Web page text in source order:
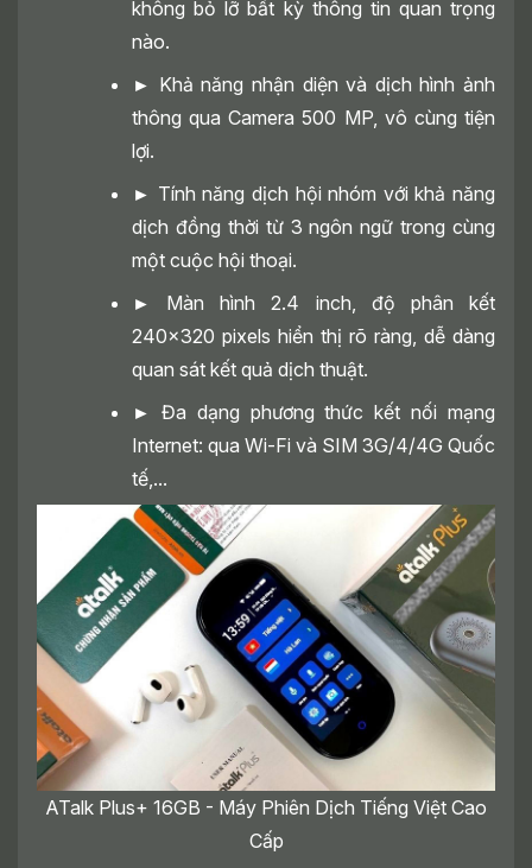
không bỏ lỡ bất kỳ thông tin quan trọng
nào.
► Khả năng nhận diện và dịch hình ảnh
thông qua Camera 500 MP, vô cùng tiện
lợi.
► Tính năng dịch hội nhóm với khả năng
dịch đồng thời từ 3 ngôn ngữ trong cùng
một cuộc hội thoại.
► Màn hình 2.4 inch, độ phân kết
240x320 pixels hiển thị rõ ràng, dễ dàng
quan sát kết quả dịch thuật.
► Đa dạng phương thức kết nối mạng
Internet: qua Wi-Fi và SIM 3G/4/4G Quốc
tế,...
ATalk Plus+ 16GB - Máy Phiên Dịch Tiếng Việt Cao
Cấp